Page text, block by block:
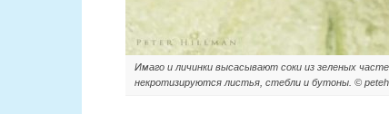
Имаго и личинки высасывают соки из зеленых
некротизируются листья, стебли и бутоны. ©